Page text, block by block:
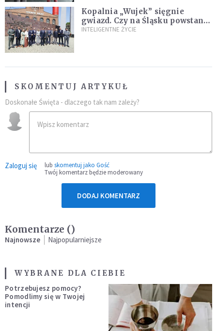
Kopalnia „Wujek” sięgnie
gwiazd. Czy na Śląsku powstanie
„Dolina Krzemowa”?
INTELIGENTNE ŻYCIE
SKOMENTUJ ARTYKUŁ
Doskonałe Święta - dlaczego tak nam zależy?
Zaloguj się lub skomentuj jako Gość
Twój komentarz będzie moderowany
DODAJ KOMENTARZ
Komentarze ()
Najnowsze Najpopularniejsze
WYBRANE DLA CIEBIE
Potrzebujesz pomocy?
Pomodlimy się w Twojej
intencji